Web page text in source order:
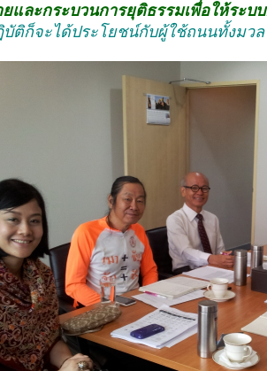
และกระบวนการยุติธรรมเพื่อให้ระ
บัติก็จะได้ประโยชน์กับผู้ใช้ถนนทั้งมวล